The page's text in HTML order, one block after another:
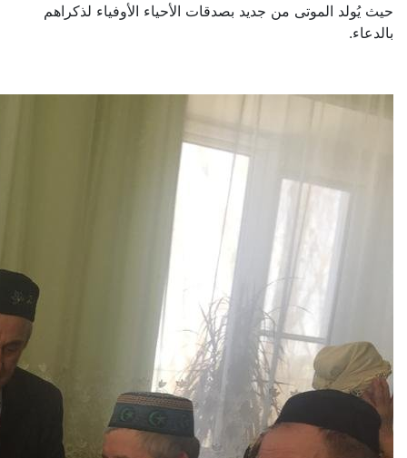
حيث يُولد الموتى من جديد بصدقات الأحياء الأوفياء لذكراهم
بالدعاء.